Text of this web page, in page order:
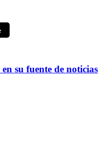
en su fuente de noticias